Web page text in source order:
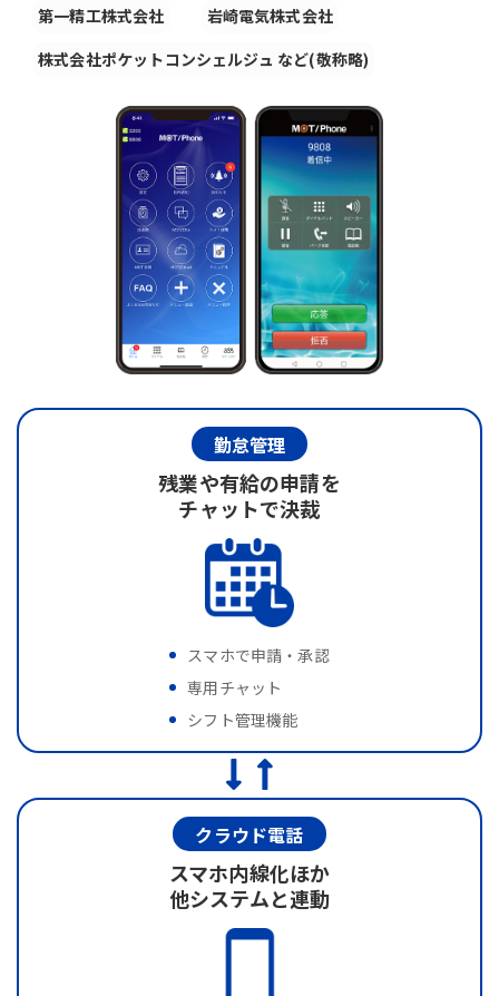
第一精工株式会社
岩崎電気株式会社
株式会社ポケットコンシェルジュ など(敬称略)
勤怠管理
残業や有給の申請を
チャットで決裁
スマホで申請・承認
専用チャット
シフト管理機能
クラウド電話
スマホ内線化ほか
他システムと連動